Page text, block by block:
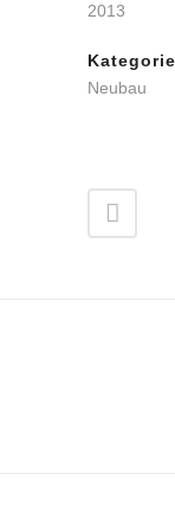
2013
Kategorie
Neubau